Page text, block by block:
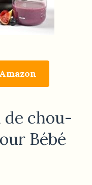
de chou-
Bébé